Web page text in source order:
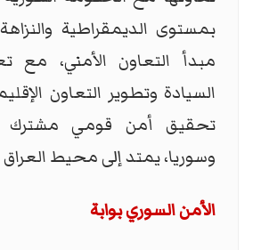
بمستوى الديمقراطية
مبدأ التعاون الأمني، مع
السيادة وتطوير التعاون
تحقيق أمن قومي مشترك
وسوريا، يمتد إلى محيط العراق
الأمن السوري بوابة